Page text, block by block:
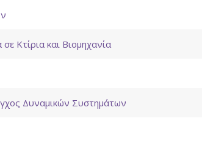
Κτίρια και Βιομηχανία
Δυναμικών Συστημάτων